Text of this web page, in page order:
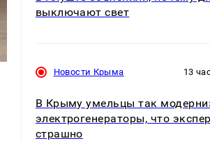
выключают свет
Новости Крыма 13
В Крыму умельцы так
электрогенераторы, что
страшно